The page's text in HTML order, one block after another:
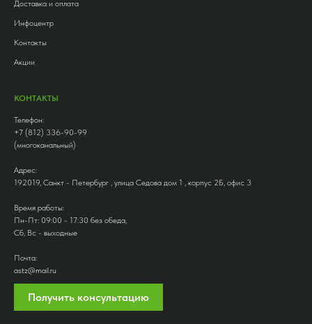
Доставка и оплата
Инфоцентр
Контакты
Акции
КОНТАКТЫ
Телефон:
+7 (812) 336-90-99
(многоканальный)
Адрес:
192019, Санкт - Петербург , улица Седова дом 1 , корпус 2Б, офис 3
Время работы:
Пн-Пт: 09:00 - 17:30 без обеда,
Сб, Вс - выходные
Почта:
astz@mail.ru
Получить консультацию